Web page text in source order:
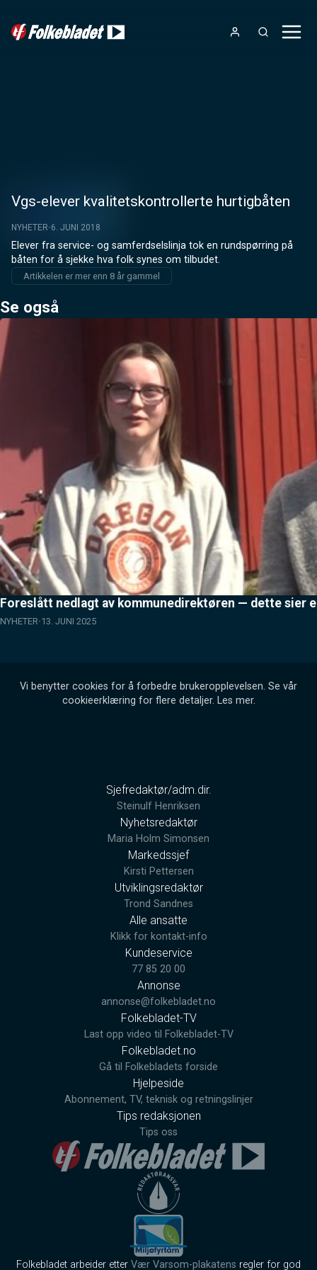
Vgs-elever kvalitetskontrollerte hurtigbåten
NYHETER 6. JUNI 2018
Elever fra service- og samferdselslinja tok en rundspørring på
båten for å sjekke hva folk synes om tilbudet.
Artikkelen er mer enn 8 år gammel
Se også
Foreslått nedlagt av kommunedirektøren — dette sier
NYHETER 13. JUNI 2025
Vi benytter cookies for å forbedre brukeropplevelsen. Se vår
cookieerklæring for flere detaljer. Les mer.
Sjefredaktør/adm.dir.
Steinulf Henriksen
Nyhetsredaktør
Maria Holm Simonsen
Markedssjef
Kirsti Pettersen
Utviklingsredaktør
Trond Sandnes
Alle ansatte
Klikk for kontakt-info
Kundeservice
77 85 20 00
Annonse
annonse@folkebladet.no
Folkebladet-TV
Last opp video til Folkebladet-TV
Folkebladet.no
Gå til Folkebladets forside
Hjelpeside
Abonnement, TV, teknisk og retningslinjer
Tips redaksjonen
Tips oss
Folkebladet arbeider etter Vær Varsom-plakatens regler for god